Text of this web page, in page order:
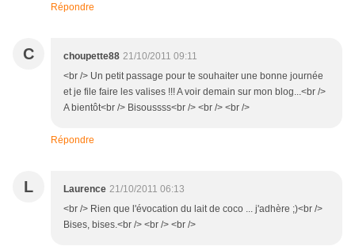
Répondre
C choupette88 21/10/2011 09:11
<br /> Un petit passage pour te souhaiter une bonne journée
et je file faire les valises !!! A voir demain sur mon blog...<br />
A bientôt<br /> Bisoussss<br /> <br /> <br />
Répondre
L Laurence 21/10/2011 06:13
<br /> Rien que l'évocation du lait de coco ... j'adhère ;)<br />
Bises, bises.<br /> <br /> <br />